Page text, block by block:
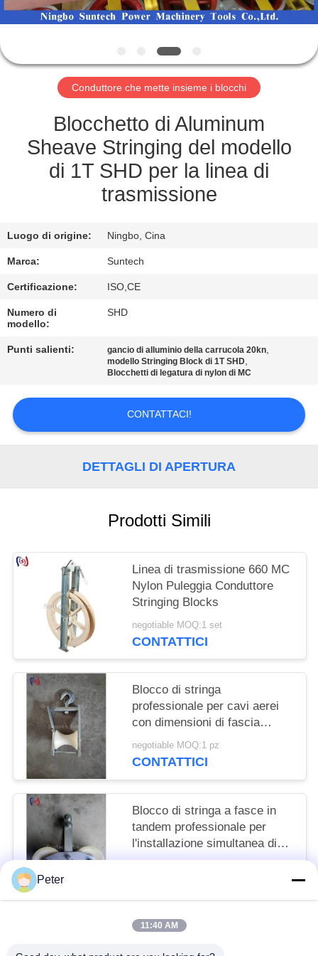
CONTROLLO
DELLA
QUALITÀ
NOTIZIE
CHIEDI UN
PREVENTIVO
MAPPA
DEL
SITO
POLITICA
SULLA
Conduttore che mette insieme i blocchi
Blocchetto di Aluminum
Sheave Stringing del modello
di 1T SHD per la linea di
trasmissione
Luogo di origine: Ningbo, Cina
Marca: Suntech
Certificazione: ISO,CE
Numero di
modello:
SHD
Punti salienti: gancio di alluminio della carrucola 20kn,
modello Stringing Block di 1T SHD,
Blocchetti di legatura di nylon di MC
CONTATTACI!
DETTAGLI DI APERTURA
Prodotti Simili
Linea di trasmissione 660 MC
Nylon Puleggia Conduttore
Stringing Blocks
negotiable MOQ:1 set
CONTATTICI
Blocco di stringa
professionale per cavi aerei
con dimensioni di fascia
120x130 mm e carico
nominale di 5KN per
negotiable MOQ:1 pz
CONTATTICI
Blocco di stringa a fasce in
tandem professionale per
l'installazione simultanea di
più conduttori con carico
Peter
11:40 AM